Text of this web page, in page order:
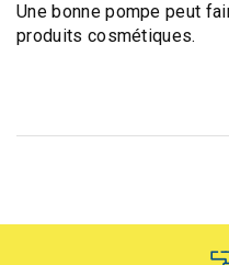
Une bonne pompe peut
produits cosmétiques.